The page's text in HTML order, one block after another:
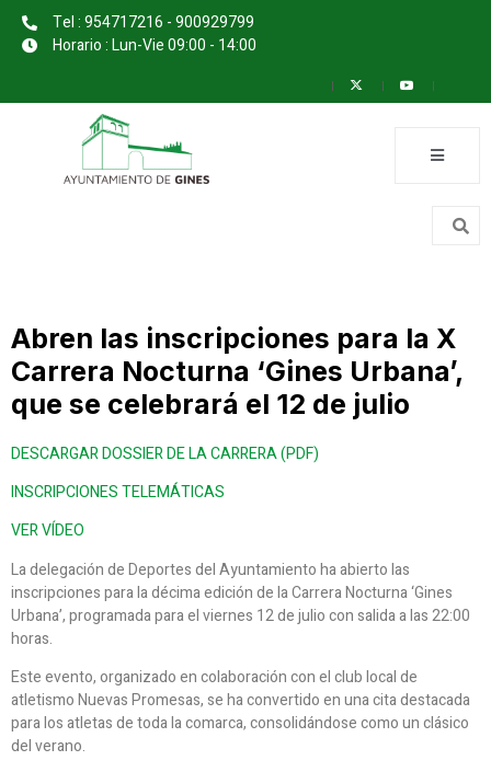
Tel : 954717216 - 900929799
Horario : Lun-Vie 09:00 - 14:00
Abren las inscripciones para la X
Carrera Nocturna ‘Gines Urbana’,
que se celebrará el 12 de julio
DESCARGAR DOSSIER DE LA CARRERA (PDF)
INSCRIPCIONES TELEMÁTICAS
VER VÍDEO
La delegación de Deportes del Ayuntamiento ha abierto las
inscripciones para la décima edición de la Carrera Nocturna ‘Gines
Urbana’, programada para el viernes 12 de julio con salida a las 22:00
horas.
Este evento, organizado en colaboración con el club local de
atletismo Nuevas Promesas, se ha convertido en una cita destacada
para los atletas de toda la comarca, consolidándose como un clásico
del verano.